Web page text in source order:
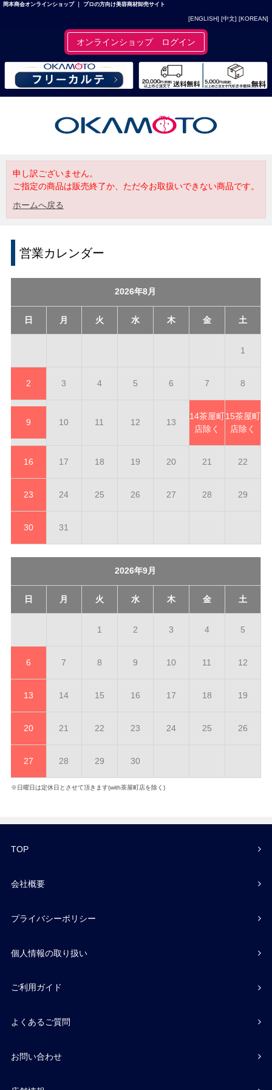
岡本商会オンラインショップ ｜ プロの方向け美容商材卸売サイト
[ENGLISH] [中文] [KOREAN]
オンラインショップ ログイン
申し訳ございません。
ご指定の商品は販売終了か、ただ今お取扱いできない商品です。
ホームへ戻る
営業カレンダー
2026年8月
日 月 火 水 木 金 土
1
2 3 4 5 6 7 8
9 10 11 12 13
14茶屋町
店除く
15茶屋町
店除く
16 17 18 19 20 21 22
23 24 25 26 27 28 29
30 31
2026年9月
日 月 火 水 木 金 土
1 2 3 4 5
6 7 8 9 10 11 12
13 14 15 16 17 18 19
20 21 22 23 24 25 26
27 28 29 30
※日曜日は定休日とさせて頂きます(with茶屋町店を除く)
TOP
会社概要
プライバシーポリシー
個人情報の取り扱い
ご利用ガイド
よくあるご質問
お問い合わせ